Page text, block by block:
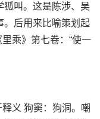
狐叫。这是陈涉、吴
。后用来比喻策划起
乘》第七卷：“使一
义 狗窦：狗洞。嘲